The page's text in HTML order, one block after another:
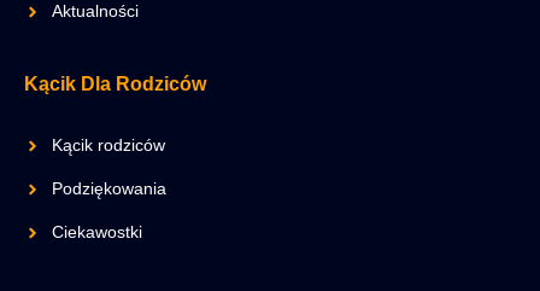
Aktualności
Kącik Dla Rodziców
Kącik rodziców
Podziękowania
Ciekawostki